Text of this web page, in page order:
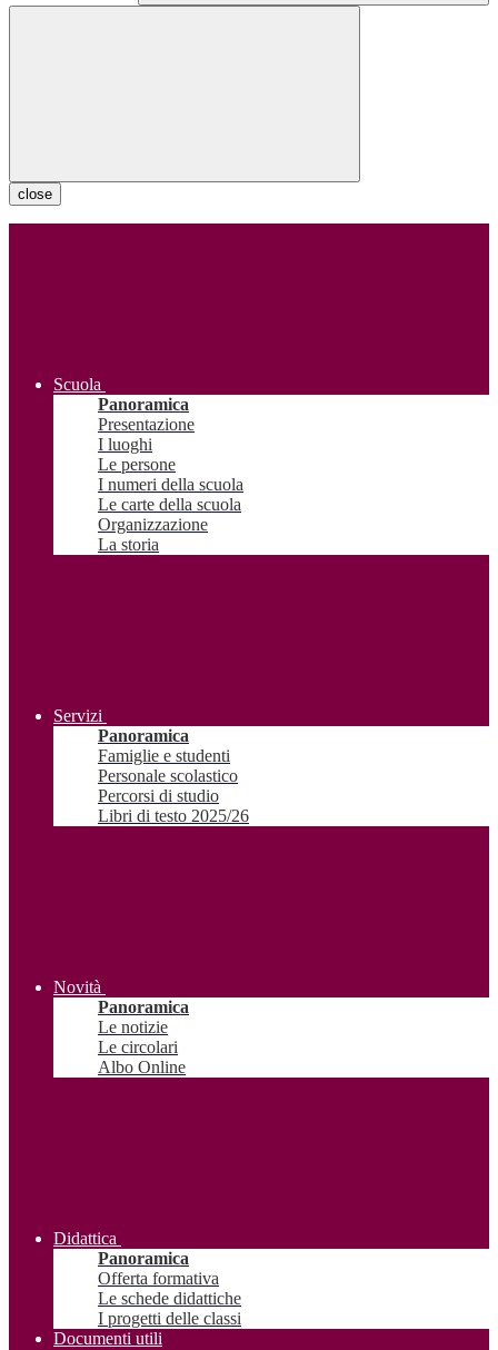
close
Scuola
Panoramica
Presentazione
I luoghi
Le persone
I numeri della scuola
Le carte della scuola
Organizzazione
La storia
Servizi
Panoramica
Famiglie e studenti
Personale scolastico
Percorsi di studio
Libri di testo 2025/26
Novità
Panoramica
Le notizie
Le circolari
Albo Online
Didattica
Panoramica
Offerta formativa
Le schede didattiche
I progetti delle classi
Documenti utili